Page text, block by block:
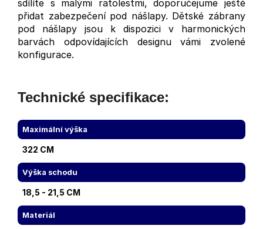
sdílíte s malými ratolestmi, doporučejume ještě
přidat zabezpečení pod nášlapy. Dětské zábrany
pod nášlapy jsou k dispozici v harmonických
barvách odpovídajících designu vámi zvolené
konfigurace.
Technické specifikace:
Maximální výška
322 CM
Výška schodu
18,5 - 21,5 CM
Materiál